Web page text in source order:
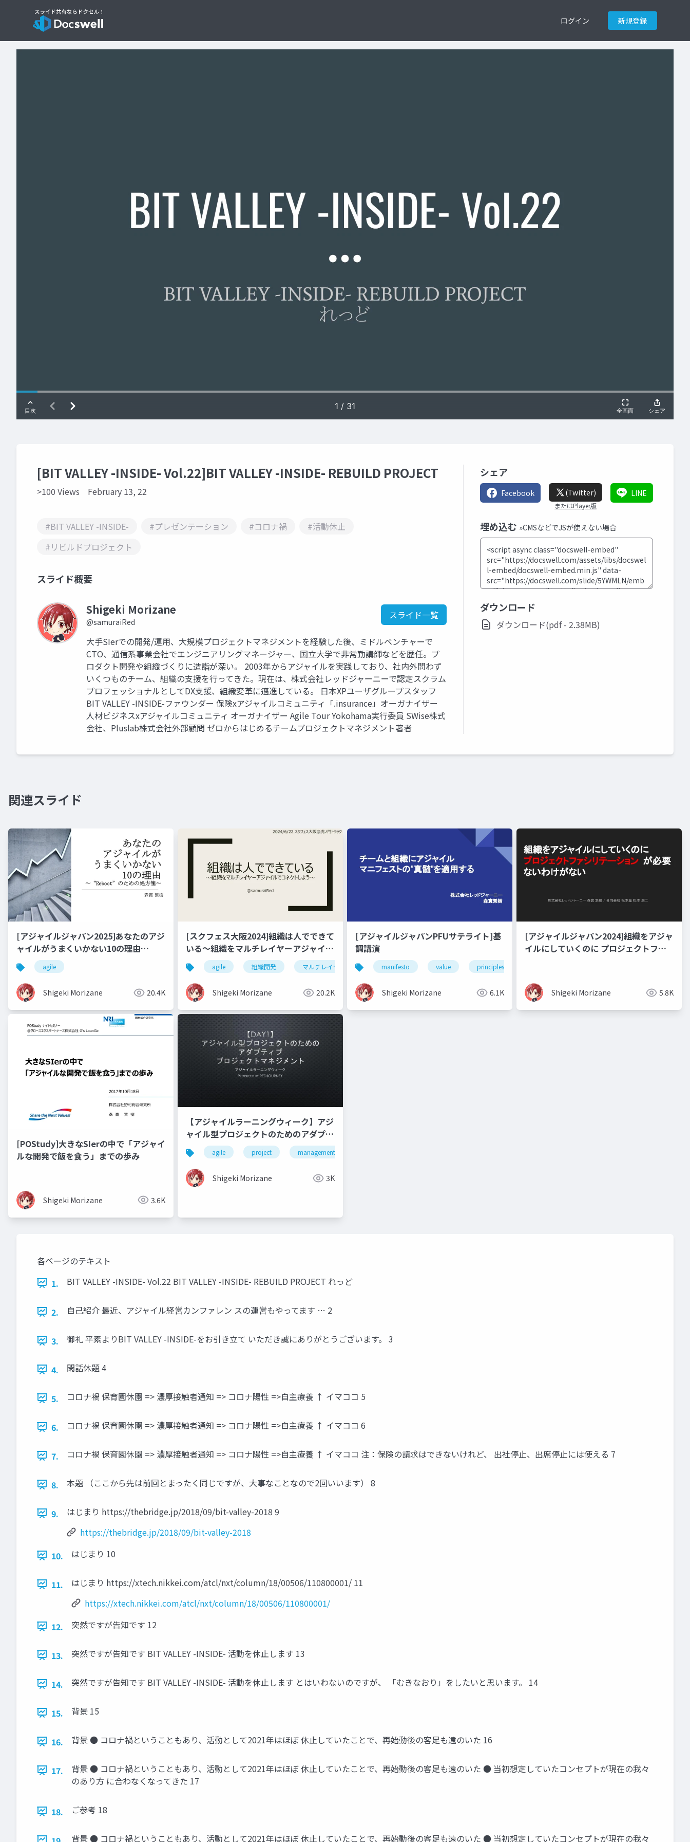
ログイン 新規登録
[BIT VALLEY -INSIDE- Vol.22]BIT VALLEY -INSIDE- REBUILD PROJECT
>100 Views February 13, 22
#BIT VALLEY -INSIDE- #プレゼンテーション #コロナ禍
#活動休止
#リビルドプロジェクト
スライド概要
Shigeki Morizane
@samuraiRed
スライド一覧
大手SIerでの開発/運用、大規模プロジェクトマネジメントを経験した後、ミドルベンチャーで
CTO、通信系事業会社でエンジニアリングマネージャー、国立大学で非常勤講師などを歴任。プ
ロダクト開発や組織づくりに造詣が深い。 2003年からアジャイルを実践しており、社内外問わず
いくつものチーム、組織の支援を行ってきた。現在は、株式会社レッドジャーニーで認定スクラム
プロフェッショナルとしてDX支援、組織変革に邁進している。 日本XPユーザグループスタッフ
BIT VALLEY -INSIDE-ファウンダー 保険xアジャイルコミュニティ「.insurance」オーガナイザー
人材ビジネスxアジャイルコミュニティ オーガナイザー Agile Tour Yokohama実行委員 SWise株式
会社、Pluslab株式会社外部顧問 ゼロからはじめるチームプロジェクトマネジメント著者
シェア
Facebook (Twitter)
またはPlayer版
LINE
埋め込む »CMSなどでJSが使えない場合
ダウンロード
ダウンロード(pdf - 2.38MB)
関連スライド
[アジャイルジャパン2025]あなたのアジ
ャイルがうまくいかない10の理由
～"Reboot"のための処方箋～
agile
Shigeki Morizane 20.4K
[スクフェス大阪2024]組織は人でできて
いる～組織をマルチレイヤーアジャイル
でコネクトしよう～
agile 組織開発 マルチレイヤーアジャイル 組織構成
Shigeki Morizane 20.2K
[アジャイルジャパンPFUサテライト]基
調講演
manifesto value principles
Shigeki Morizane 6.1K
[アジャイルジャパン2024]組織をアジャ
イルにしていくのに プロジェクトファ
Shigeki Morizane 5.8K
[POStudy]大きなSIerの中で「アジャイ
ルな開発で飯を食う」までの歩み
Shigeki Morizane 3.6K
【アジャイルラーニングウィーク】アジ
ャイル型プロジェクトのためのアダプテ
ィブプロジェクトマネジメント
agile project management
Shigeki Morizane 3K
各ページのテキスト
1.
BIT VALLEY -INSIDE- Vol.22 BIT VALLEY -INSIDE- REBUILD PROJECT れっど
2. 自己紹介 最近、アジャイル経営カンファレン スの運営もやってます … 2
3. 御礼 平素よりBIT VALLEY -INSIDE-をお引き立て いただき誠にありがとうございます。 3
4. 閑話休題 4
5. コロナ禍 保育園休園 => 濃厚接触者通知 => コロナ陽性 =>自主療養 ↑ イマココ 5
6. コロナ禍 保育園休園 => 濃厚接触者通知 => コロナ陽性 =>自主療養 ↑ イマココ 6
7. コロナ禍 保育園休園 => 濃厚接触者通知 => コロナ陽性 =>自主療養 ↑ イマココ 注：保険の請求はできないけれど、 出社停止、出席停止には使える 7
8. 本題 （ここから先は前回とまったく同じですが、大事なことなので2回いいます） 8
9.
はじまり https://thebridge.jp/2018/09/bit-valley-2018 9
https://thebridge.jp/2018/09/bit-valley-2018
10.
はじまり 10
11.
はじまり https://xtech.nikkei.com/atcl/nxt/column/18/00506/110800001/ 11
https://xtech.nikkei.com/atcl/nxt/column/18/00506/110800001/
12.
突然ですが告知です 12
13. 突然ですが告知です BIT VALLEY -INSIDE- 活動を休止します 13
14. 突然ですが告知です BIT VALLEY -INSIDE- 活動を休止します とはいわないのですが、 「むきなおり」をしたいと思います。 14
15. 背景 15
16. 背景 ● コロナ禍ということもあり、活動として2021年はほぼ 休止していたことで、再始動後の客足も遠のいた 16
17.
背景 ● コロナ禍ということもあり、活動として2021年はほぼ 休止していたことで、再始動後の客足も遠のいた ● 当初想定していたコンセプトが現在の我々
のあり方 に合わなくなってきた 17
18. ご参考 18
背景 ● コロナ禍ということもあり、活動として2021年はほぼ 休止していたことで、再始動後の客足も遠のいた ● 当初想定していたコンセプトが現在の我々